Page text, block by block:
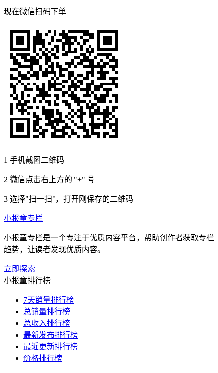
现在微信扫码下单
1 手机截图二维码
2 微信点击右上方的 "+" 号
3 选择"扫一扫"，打开刚保存的二维码
小报童专栏
小报童专栏是一个专注于优质内容平台，帮助创作者获取专栏
趋势，让读者发现优质内容。
立即探索
小报童排行榜
7天销量排行榜
总销量排行榜
总收入排行榜
最新发布排行榜
最近更新排行榜
价格排行榜